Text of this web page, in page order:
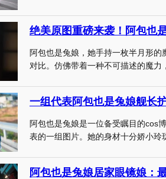
阿包也是兔娘，她手持一枚半月形
对比。仿佛带着一种不可描述的魔
阿包也是兔娘是一位备受瞩目的cos
表的一组图片。她的身材十分娇小
阿包也是兔娘居家眼镜娘：